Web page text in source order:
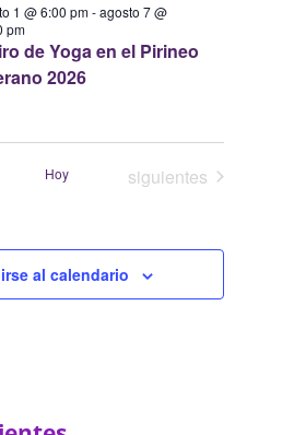
de Yoga en el Pirineo
2026
1 @ 6:00 pm-agosto 7 @
pm
Hoy Eventos
siguientes
al calendario